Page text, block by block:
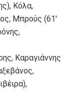
Κόλα,
Μπρούς (61′
Καραγιάννης